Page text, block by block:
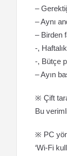
–
– Aynı
– Birden
-,
-, Bütçe
– Ayın
※ Çift
Bu
※ PC
‘Wi-Fi